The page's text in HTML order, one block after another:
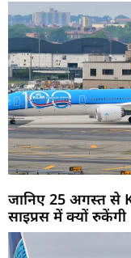
जानिए 25 अगस्त से
साइप्रस में क्यों रुकेंगी